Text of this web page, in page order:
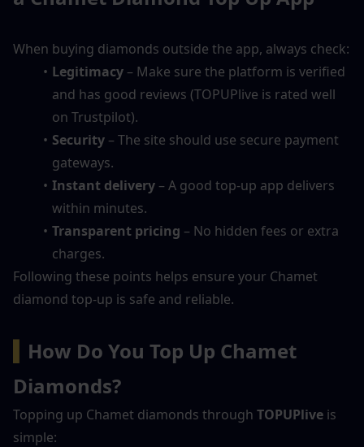
When buying diamonds outside the app, always check:
Legitimacy – Make sure the platform is verified
and has good reviews (TOPUPlive is rated well
on Trustpilot).
Security – The site should use secure payment
gateways.
Instant delivery – A good top-up app delivers
within minutes.
Transparent pricing – No hidden fees or extra
charges.
Following these points helps ensure your Chamet
diamond top-up is safe and reliable.
How Do You Top Up Chamet
Diamonds?
Topping up Chamet diamonds through TOPUPlive is
simple: